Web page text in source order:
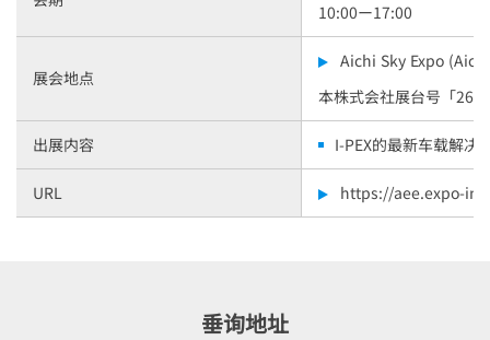
10:00ー17:00
展会地点
Aichi Sky Expo
本株式会社展台号「264
出展内容 I-PEX的最新车载解决
URL https://aee.expo-
垂询地址